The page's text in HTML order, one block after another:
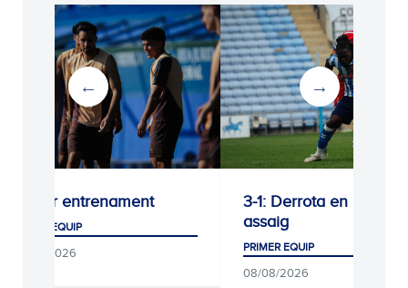
Darrer entrenament
PRIMER EQUIP
09/08/2026
3-1: Derrota en l’últim
assaig
PRIMER EQUIP
08/08/2026